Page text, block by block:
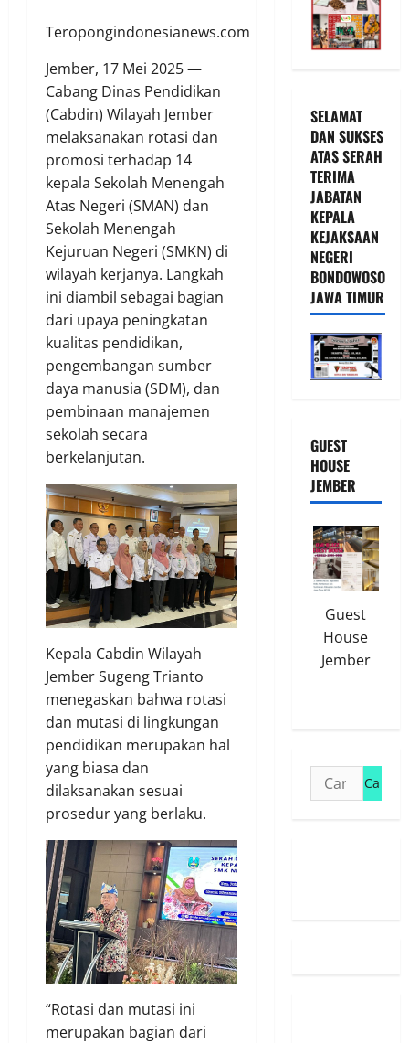
Teropongindonesianews.com
Jember, 17 Mei 2025 —
Cabang Dinas Pendidikan
(Cabdin) Wilayah Jember
melaksanakan rotasi dan
promosi terhadap 14
kepala Sekolah Menengah
Atas Negeri (SMAN) dan
Sekolah Menengah
Kejuruan Negeri (SMKN) di
wilayah kerjanya. Langkah
ini diambil sebagai bagian
dari upaya peningkatan
kualitas pendidikan,
pengembangan sumber
daya manusia (SDM), dan
pembinaan manajemen
sekolah secara
berkelanjutan.
Kepala Cabdin Wilayah
Jember Sugeng Trianto
menegaskan bahwa rotasi
dan mutasi di lingkungan
pendidikan merupakan hal
yang biasa dan
dilaksanakan sesuai
prosedur yang berlaku.
“Rotasi dan mutasi ini
merupakan bagian dari
SELAMAT
DAN SUKSES
ATAS SERAH
TERIMA
JABATAN
KEPALA
KEJAKSAAN
NEGERI
BONDOWOSO
JAWA TIMUR
GUEST
HOUSE
JEMBER
Guest
House
Jember
Cari
untuk: